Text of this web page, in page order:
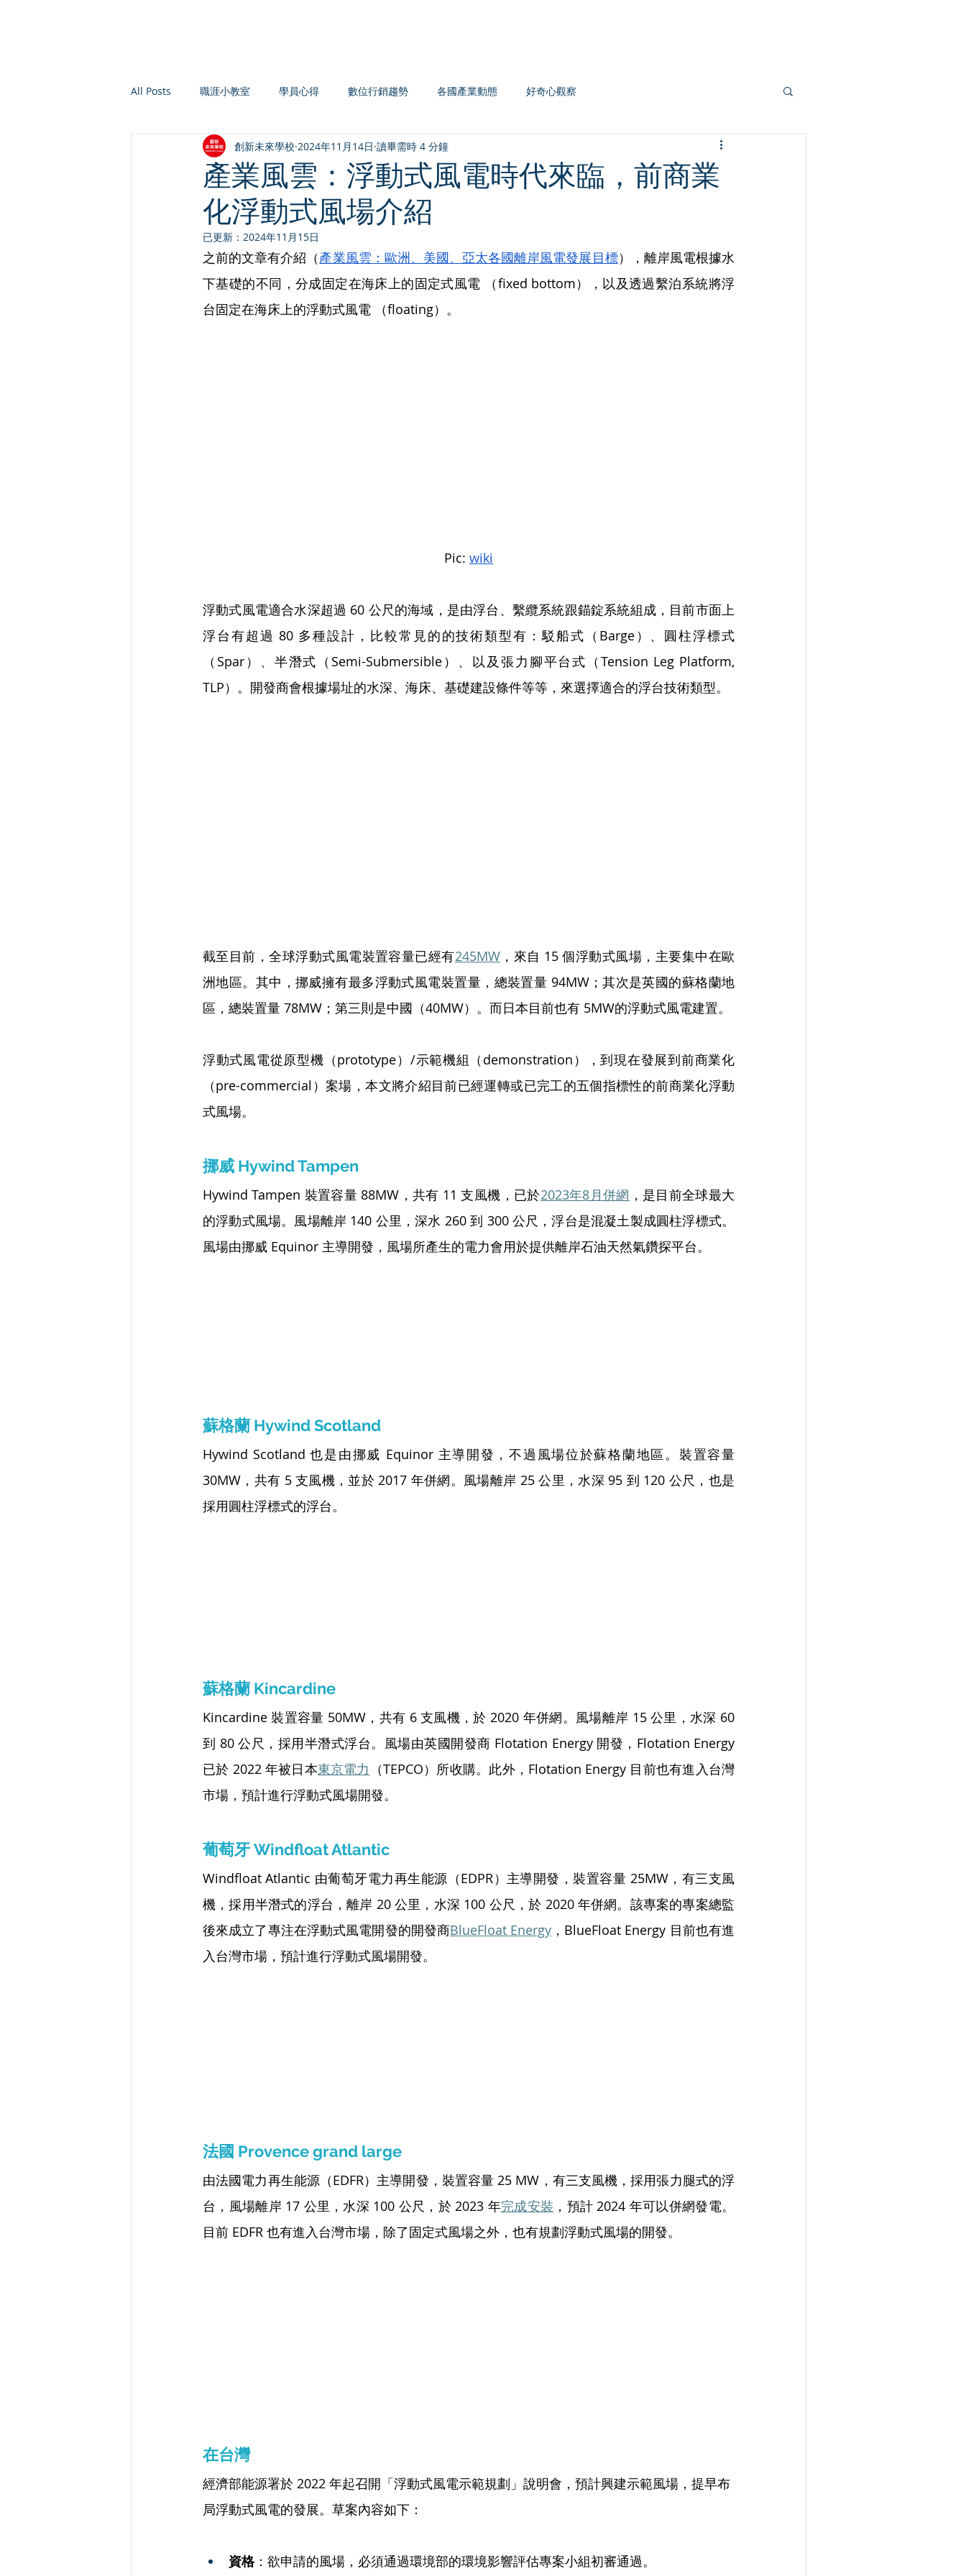
All Posts 職涯小教室 學員心得 數位行銷趨勢 各國產業動態 好奇心觀察
產業風雲：浮動式風電時代來臨，前商業
化浮動式風場介紹
創新未來學校 2024年11月14日 讀畢需時 4 分鐘
已更新： 2024年11月15日
之前的文章有介紹（產業風雲：歐洲、美國、亞太各國離岸風電發展目標），離岸風電根據水
下基礎的不同，分成固定在海床上的固定式風電 （fixed bottom），以及透過繫泊系統將浮
台固定在海床上的浮動式風電 （floating）。
Pic: wiki
浮動式風電適合水深超過 60 公尺的海域，是由浮台、繫纜系統跟錨錠系統組成，目前市面上
浮台有超過 80 多種設計，比較常見的的技術類型有：駁船式（Barge）、圓柱浮標式
（Spar）、半潛式（Semi-Submersible）、以及張力腳平台式（Tension Leg Platform,
TLP）。開發商會根據場址的水深、海床、基礎建設條件等等，來選擇適合的浮台技術類型。
截至目前，全球浮動式風電裝置容量已經有245MW，來自 15 個浮動式風場，主要集中在歐
洲地區。其中，挪威擁有最多浮動式風電裝置量，總裝置量 94MW；其次是英國的蘇格蘭地
區，總裝置量 78MW；第三則是中國（40MW）。而日本目前也有 5MW的浮動式風電建置。
浮動式風電從原型機（prototype）/示範機組（demonstration），到現在發展到前商業化
（pre-commercial）案場，本文將介紹目前已經運轉或已完工的五個指標性的前商業化浮動
式風場。
挪威 Hywind Tampen
Hywind Tampen 裝置容量 88MW，共有 11 支風機，已於2023年8月併網 ，是目前全球最大
的浮動式風場。風場離岸 140 公里，深水 260 到 300 公尺，浮台是混凝土製成圓柱浮標式。
風場由挪威 Equinor 主導開發，風場所產生的電力會用於提供離岸石油天然氣鑽探平台。
蘇格蘭 Hywind Scotland
Hywind Scotland 也是由挪威 Equinor 主導開發，不過風場位於蘇格蘭地區。裝置容量
30MW，共有 5 支風機，並於 2017 年併網。風場離岸 25 公里，水深 95 到 120 公尺，也是
採用圓柱浮標式的浮台。
蘇格蘭 Kincardine
Kincardine 裝置容量 50MW，共有 6 支風機，於 2020 年併網。風場離岸 15 公里，水深 60
到 80 公尺，採用半潛式浮台。風場由英國開發商 Flotation Energy 開發，Flotation Energy
已於 2022 年被日本東京電力 （TEPCO）所收購。此外，Flotation Energy 目前也有進入台灣
市場，預計進行浮動式風場開發。
葡萄牙 Windfloat Atlantic
Windfloat Atlantic 由葡萄牙電力再生能源（EDPR）主導開發，裝置容量 25MW，有三支風
機，採用半潛式的浮台，離岸 20 公里，水深 100 公尺，於 2020 年併網。該專案的專案總監
後來成立了專注在浮動式風電開發的開發商BlueFloat Energy ，BlueFloat Energy 目前也有進
入台灣市場，預計進行浮動式風場開發。
法國 Provence grand large
由法國電力再生能源（EDFR）主導開發，裝置容量 25 MW，有三支風機，採用張力腿式的浮
台，風場離岸 17 公里，水深 100 公尺，於 2023 年完成安裝 ，預計 2024 年可以併網發電。
目前 EDFR 也有進入台灣市場，除了固定式風場之外，也有規劃浮動式風場的開發。
在台灣
經濟部能源署於 2022 年起召開「浮動式風電示範規劃」說明會，預計興建示範風場，提早布
局浮動式風電的發展。草案內容如下：
資格：欲申請的風場，必須通過環境部的環境影響評估專案小組初審通過。